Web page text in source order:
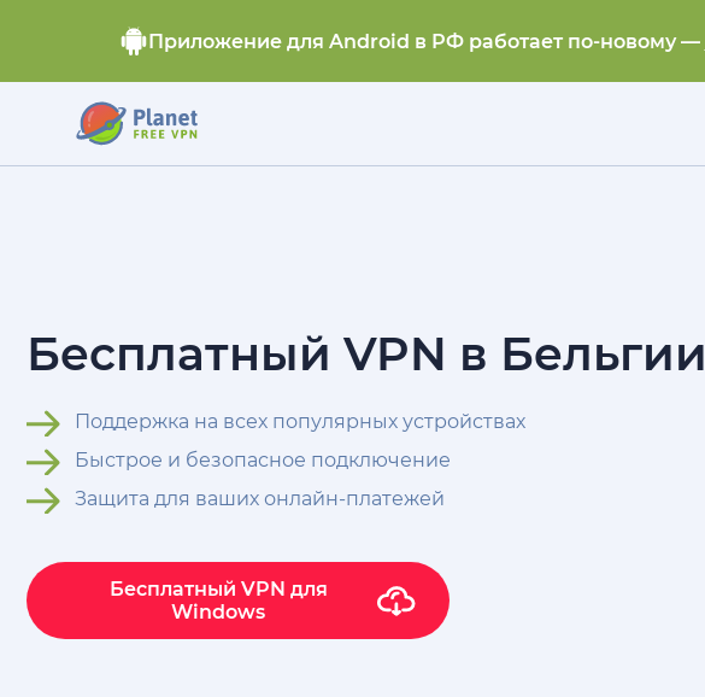
Приложение для Android в РФ работает по-новому —
Бесплатный VPN в Бельгии
Поддержка на всех популярных устройствах
Быстрое и безопасное подключение
Защита для ваших онлайн-платежей
Бесплатный VPN для
Windows